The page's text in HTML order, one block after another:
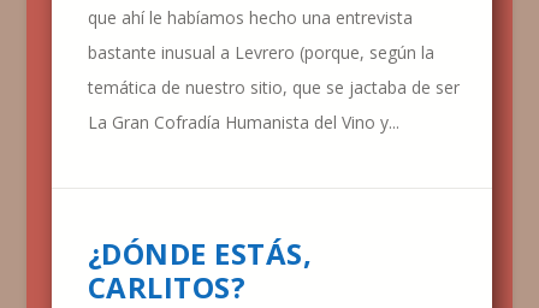
que ahí le habíamos hecho una entrevista
bastante inusual a Levrero (porque, según la
temática de nuestro sitio, que se jactaba de ser
La Gran Cofradía Humanista del Vino y...
¿DÓNDE ESTÁS,
CARLITOS?